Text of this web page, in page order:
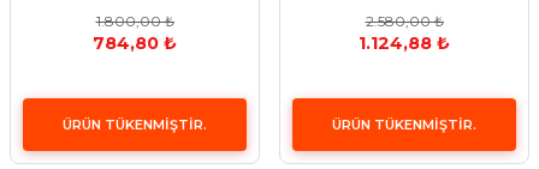
1.800,00 ₺
784,80 ₺
ÜRÜN TÜKENMİŞTİR.
2.580,00 ₺
1.124,88 ₺
ÜRÜN TÜKENMİŞTİR.